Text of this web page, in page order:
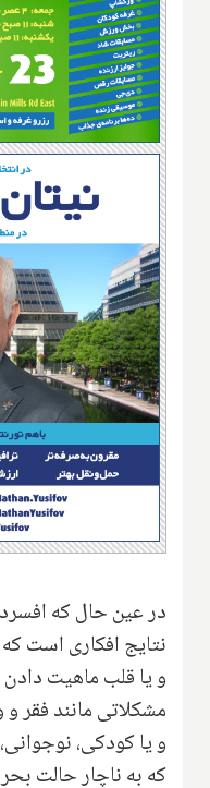
در عین حال که
نتایج افکاری است
و یا قلب ماهیت
مشکلاتی مانند فقر
و یا کودکی،
که به ناچار حالت